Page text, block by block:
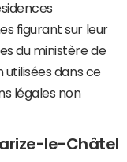
figurant sur leur
du ministère de
utilisées dans ce
légales non
le-Châtel